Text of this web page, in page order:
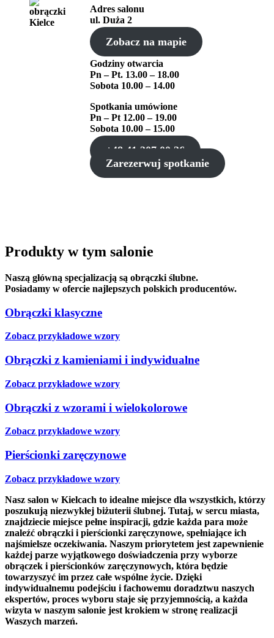
Adres salonu
ul. Duża 2
Zobacz na mapie
Godziny otwarcia
Pn – Pt. 13.00 – 18.00
Sobota 10.00 – 14.00
Spotkania umówione
Pn – Pt 12.00 – 19.00
Sobota 10.00 – 15.00
+48 41 307 00 36
Zarezerwuj spotkanie
Produkty w tym salonie
Naszą główną specjalizacją są obrączki ślubne.
Posiadamy w ofercie najlepszych polskich producentów.
Obrączki klasyczne
Zobacz przykładowe wzory
Obrączki z kamieniami i indywidualne
Zobacz przykładowe wzory
Obrączki z wzorami i wielokolorowe
Zobacz przykładowe wzory
Pierścionki zaręczynowe
Zobacz przykładowe wzory
Nasz salon w Kielcach to idealne miejsce dla wszystkich, którzy
poszukują niezwykłej biżuterii ślubnej. Tutaj, w sercu miasta,
znajdziecie miejsce pełne inspiracji, gdzie każda para może
znaleźć obrączki i pierścionki zaręczynowe, spełniające ich
najśmielsze oczekiwania. Naszym priorytetem jest zapewnienie
każdej parze wyjątkowego doświadczenia przy wyborze
obrączek i pierścionków zaręczynowych, która będzie
towarzyszyć im przez całe wspólne życie. Dzięki
indywidualnemu podejściu i fachowemu doradztwu naszych
ekspertów, proces wyboru staje się przyjemnością, a każda
wizyta w naszym salonie jest krokiem w stronę realizacji
Waszych marzeń.